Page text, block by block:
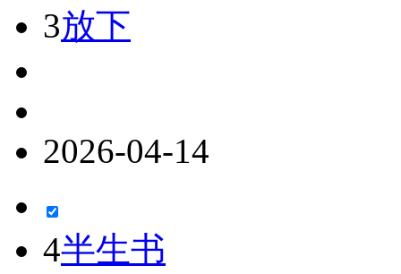
3放下
2026-04-14
4半生书